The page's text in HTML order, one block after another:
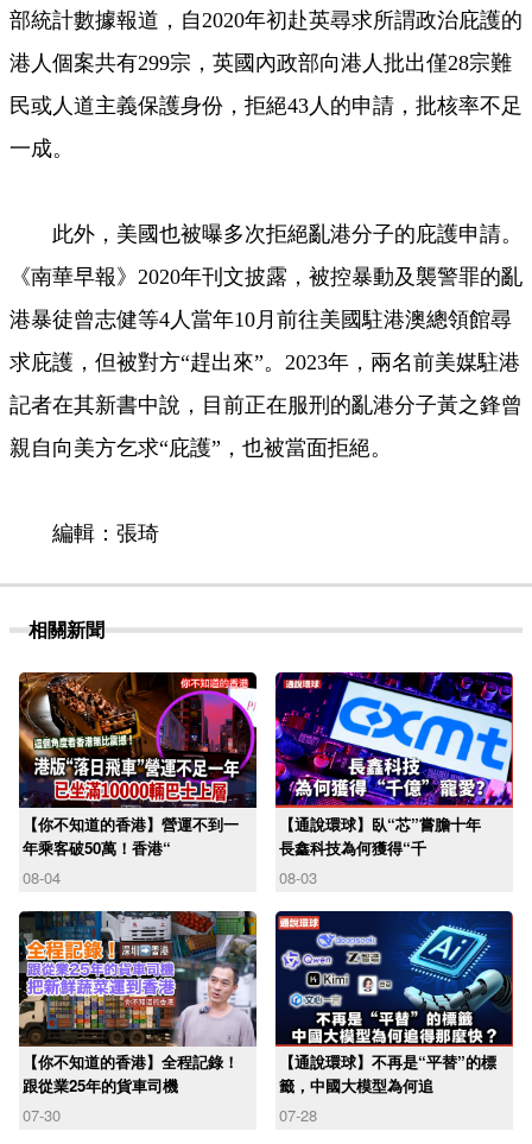
部統計數據報道，自2020年初赴英尋求所謂政治庇護的
港人個案共有299宗，英國內政部向港人批出僅28宗難
民或人道主義保護身份，拒絕43人的申請，批核率不足
一成。
此外，美國也被曝多次拒絕亂港分子的庇護申請。
《南華早報》2020年刊文披露，被控暴動及襲警罪的亂
港暴徒曾志健等4人當年10月前往美國駐港澳總領館尋
求庇護，但被對方“趕出來”。2023年，兩名前美媒駐港
記者在其新書中說，目前正在服刑的亂港分子黃之鋒曾
親自向美方乞求“庇護”，也被當面拒絕。
編輯：張琦
相關新聞
【你不知道的香港】營運不到一
年乘客破50萬！香港“
08-04
【通說環球】臥“芯”嘗膽十年
長鑫科技為何獲得“千
08-03
【你不知道的香港】全程記錄！
跟從業25年的貨車司機
07-30
【通說環球】不再是“平替”的標
籤，中國大模型為何追
07-28